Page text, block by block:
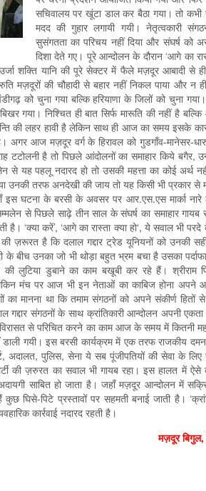
सचिवालय पर खूंटा डाल कर बैठा गया। तो
मदद की गुहार लगायी गयी। नेतृत्वकारी
सुसंगतता का परिचय नहीं दिया और संघर्ष को
दिशा देते गए। पूरे आन्दोलन के दौरान ‘आगे का
शक्ति यानि की पूरे सेक्टर में फैले मज़दूर आबादी से
मज़दूरों की चौहादी से बहार नहीं निकल पाया और न
को चुना गया बल्कि हरियाणा के जिलों को चुना
गया। निश्चित ही बात सिर्फ मारूति की नहीं है
की लहर हावी है लेकिन साथ ही आज का समय इसके
आज मज़दूर वर्ग के हिरावल को गुडगाँव-मानेसर-
टटोलनी है तो पिछले आंदोलनों का समाहार किये
यह पहलू नदारद हो तो उसकी महत्ता का कोई अर्थ
उनकी तरफ अनदेखी की जाय तो यह किसी भी प्रकार
इस घटना के बरसी के अवसर पर आर.एस.एस मार्का नारे
से पिछले साढ़े तीन साल के संघर्ष का समाहार गायब
‘क्या करें’, ‘आगे का रास्ता क्या हो‘, ये सवाल भी
ज़रूरत है कि दलाल गद्दार ट्रेड यूनियनों को उनकी
बीच उनका जो भी थोड़ा बहुत भ्रम बचा है उसका
लुटिया डुबाने का काम बखूबी कर रहे हैं। श्रीराम
मंच पर आज भी इन नेताओं का काबिज होना अपने
मानना था कि तमाम संगठनों को अपने संकीर्ण हितों
गद्दार संगठनों के साथ क्रांतिकारी आन्दोलन अपनी
से परिचित करने का काम आज के समय में कितनी
डाली गयी। इस बरसी कार्यक्रम में एक तरफ राजकीय
अदालत, पुलिस, सेना ये सब पूंजीपतियों की सेवा के
की ज़रुरत का सवाल भी गायब रहा। इस हालत में
साबित हो जाता है। जहाँ मज़दूर आन्दोलन में
घिसे-पिटे प्रस्तावों पर सहमती बनाई जाती है।
कार्रवाई नदारद रहती है।
मज़दूर बिगुल,